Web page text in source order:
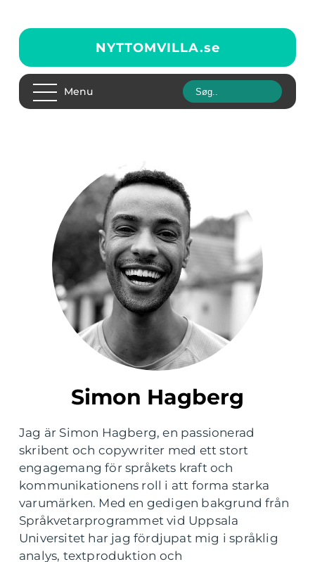
NYTTOMVILLA.se
Menu
Simon Hagberg
Jag är Simon Hagberg, en passionerad
skribent och copywriter med ett stort
engagemang för språkets kraft och
kommunikationens roll i att forma starka
varumärken. Med en gedigen bakgrund från
Språkvetarprogrammet vid Uppsala
Universitet har jag fördjupat mig i språklig
analys, textproduktion och